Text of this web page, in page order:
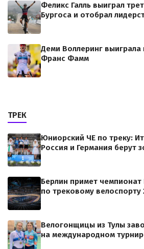
Феликс Галль выиграл
Бургоса и отобрал
Деми Воллеринг выиграла
Франс Фамм
ТРЕК
Юниорский ЧЕ по треку:
Россия и Германия берут
Берлин примет
по трековому велоспорту
Велогонщицы из Тулы
на международном